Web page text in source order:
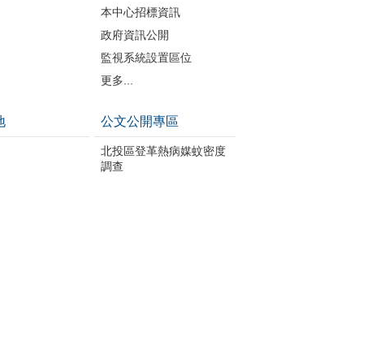
本中心招標資訊
政府資訊公開
監視系統設置區位
更多...
公文公開專區
北投區登革熱病媒蚊密度
調查